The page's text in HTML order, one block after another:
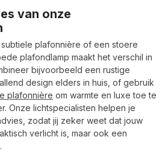
van onze
plafonnière of een stoere
plafondlamp maakt het verschil in
bijvoorbeeld een rustige
design elders in huis, of gebruik
plafonnière om warmte en luxe toe te
Onze lichtspecialisten helpen je
zodat jij zeker weet dat jouw
verlicht is, maar ook een